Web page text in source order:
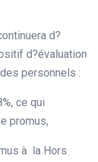
d?
d?évaluation
personnels :
ce qui
promus,
à la Hors